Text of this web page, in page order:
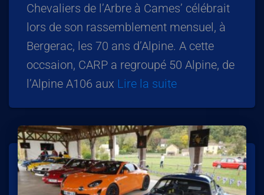
Chevaliers de l’Arbre à Cames’ célébrait
lors de son rassemblement mensuel, à
Bergerac, les 70 ans d’Alpine. A cette
occsaion, CARP a regroupé 50 Alpine, de
l’Alpine A106 aux Lire la suite